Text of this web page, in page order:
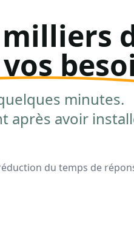
minutes.
après avoir
du temps de